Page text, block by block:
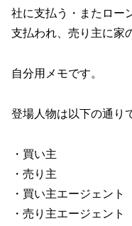
社に支払う・またロー
支払われ、売り主に家
自分用メモです。
登場人物は以下の通り
・買い主
・売り主
・買い主エージェント
・売り主エージェント